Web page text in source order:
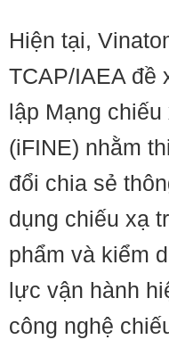
Hiện tại,
TCAP/IAEA đề
lập Mạng
(iFINE) nhằm
đổi chia sẻ
dụng chiếu xạ
phẩm và kiểm
lực vận hành
công nghệ